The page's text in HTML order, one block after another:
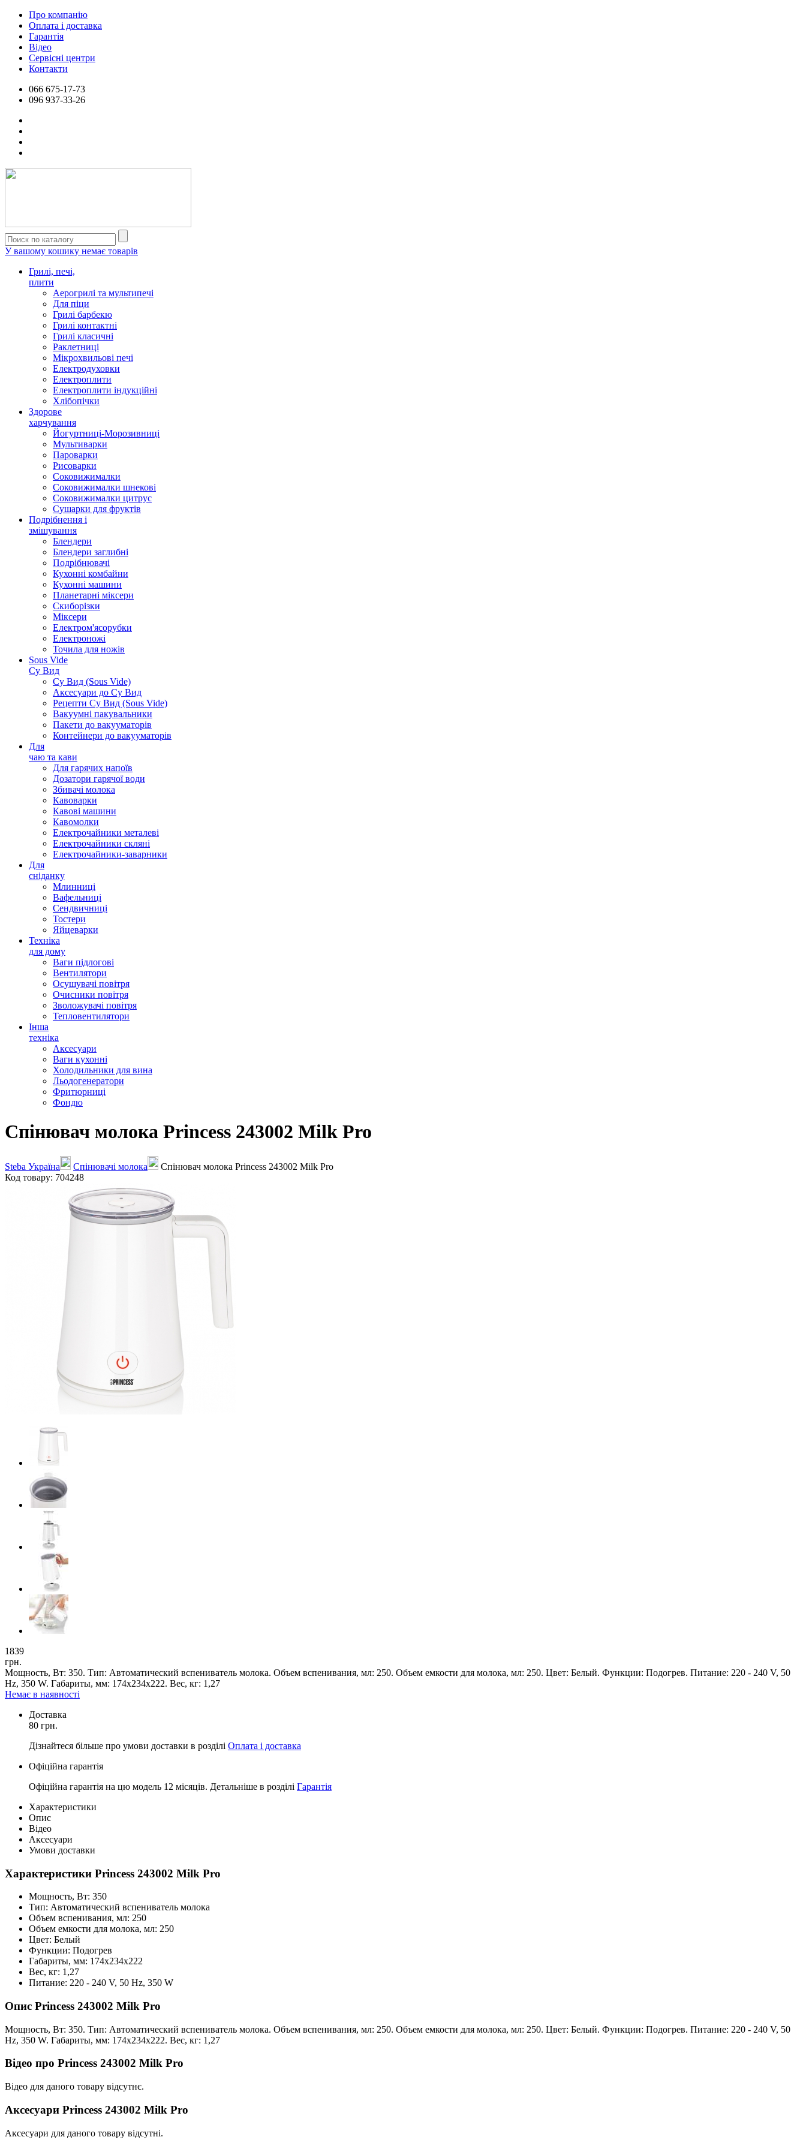
Про компанію
Оплата і доставка
Гарантія
Відео
Сервісні центри
Контакти
066 675-17-73
096 937-33-26
У вашому кошику немає товарів
Грилі, печі,
плити
Аерогрилі та мультипечі
Для піци
Грилі барбекю
Грилі контактні
Грилі класичні
Раклетниці
Мікрохвильові печі
Електродуховки
Електроплити
Електроплити індукційні
Хлібопічки
Здорове
харчування
Йогуртниці-Морозивниці
Мультиварки
Пароварки
Рисоварки
Соковижималки
Соковижималки шнекові
Соковижималки цитрус
Сушарки для фруктів
Подрібнення і
змішування
Блендери
Блендери заглибні
Подрібнювачі
Кухонні комбайни
Кухонні машини
Планетарні міксери
Скиборізки
Міксери
Електром'ясорубки
Електроножі
Точила для ножів
Sous Vide
Су Вид
Су Вид (Sous Vide)
Аксесуари до Су Вид
Рецепти Су Вид (Sous Vide)
Вакуумні пакувальники
Пакети до вакууматорів
Контейнери до вакууматорів
Для
чаю та кави
Для гарячих напоїв
Дозатори гарячої води
Збивачі молока
Кавоварки
Кавові машини
Кавомолки
Електрочайники металеві
Електрочайники скляні
Електрочайники-заварники
Для
сніданку
Млинниці
Вафельниці
Сендвичниці
Тостери
Яйцеварки
Техніка
для дому
Ваги підлогові
Вентилятори
Осушувачі повітря
Очисники повітря
Зволожувачі повітря
Тепловентилятори
Інша
техніка
Аксесуари
Ваги кухонні
Холодильники для вина
Льодогенератори
Фритюрниці
Фондю
Спінювач молока Princess 243002 Milk Pro
Steba Україна Спінювачі молока
Спінювач молока Princess 243002 Milk Pro
Код товару: 704248
1839
грн.
Мощность, Вт: 350. Тип: Автоматический вспениватель молока. Объем вспенивания, мл: 250. Объем емкости для молока, мл: 250. Цвет: Белый. Функции: Подогрев. Питание: 220 - 240 V, 50
Hz, 350 W. Габариты, мм: 174х234х222. Вес, кг: 1,27
Немає в наявності
Доставка
80 грн.
Дізнайтеся більше про умови доставки в розділі Оплата і доставка
Офіційна гарантія
Офіційна гарантія на цю модель 12 місяців. Детальніше в розділі Гарантія
Характеристики
Опис
Відео
Аксесуари
Умови доставки
Характеристики Princess 243002 Milk Pro
Мощность, Вт: 350
Тип: Автоматический вспениватель молока
Объем вспенивания, мл: 250
Объем емкости для молока, мл: 250
Цвет: Белый
Функции: Подогрев
Габариты, мм: 174х234х222
Вес, кг: 1,27
Питание: 220 - 240 V, 50 Hz, 350 W
Опис Princess 243002 Milk Pro
Мощность, Вт: 350. Тип: Автоматический вспениватель молока. Объем вспенивания, мл: 250. Объем емкости для молока, мл: 250. Цвет: Белый. Функции: Подогрев. Питание: 220 - 240 V, 50
Hz, 350 W. Габариты, мм: 174х234х222. Вес, кг: 1,27
Відео про Princess 243002 Milk Pro
Відео для даного товару відсутнє.
Аксесуари Princess 243002 Milk Pro
Аксесуари для даного товару відсутні.